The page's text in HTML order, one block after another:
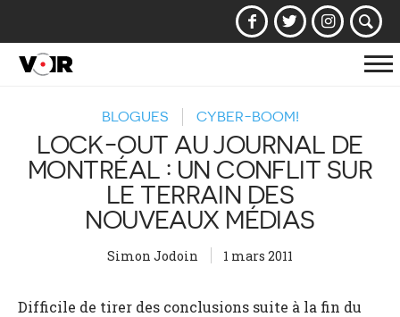
BLOGUES CYBER-BOOM!
LOCK-OUT AU JOURNAL DE
MONTRÉAL : UN CONFLIT SUR
LE TERRAIN DES
NOUVEAUX MÉDIAS
Simon Jodoin 1 mars 2011
Difficile de tirer des conclusions suite à la fin du